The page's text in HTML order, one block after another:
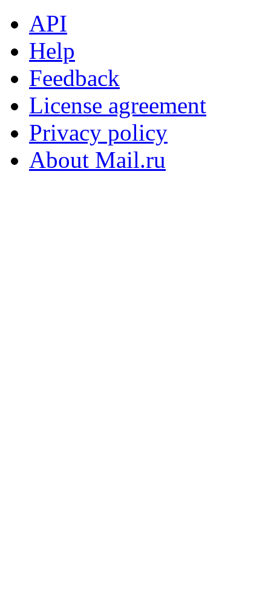
API
Help
Feedback
License agreement
Privacy policy
About Mail.ru